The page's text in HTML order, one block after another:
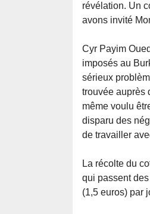
révélation. Un
avons invité
Cyr Payim
imposés au
sérieux
trouvée auprès
même voulu
disparu des
de travailler
La récolte du
qui passent
(1,5 euros) par